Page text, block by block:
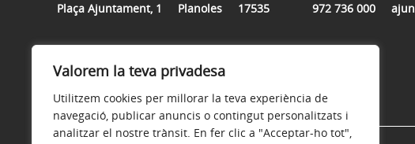
Valorem la teva privadesa
Utilitzem cookies per millorar la teva experiència de
navegació, publicar anuncis o contingut personalitzats i
analitzar el nostre trànsit. En fer clic a "Acceptar-ho tot",
Plaça Ajuntament, 1
Planoles
17535
972 736 000
De dilluns a divendres de 9 a 14 hores